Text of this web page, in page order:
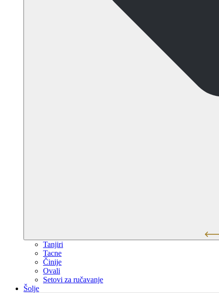
Tanjiri
Tacne
Činije
Ovali
Setovi za ručavanje
Šolje